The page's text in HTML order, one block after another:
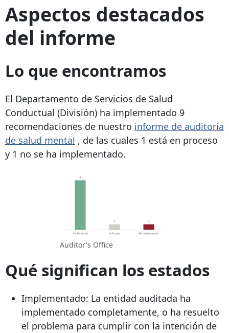
Aspectos destacados
del informe
Lo que encontramos
El Departamento de Servicios de Salud
Conductual (División) ha implementado 9
recomendaciones de nuestro informe de auditoría
de salud mental , de las cuales 1 está en proceso
y 1 no se ha implementado.
Auditor's Office
Qué significan los estados
Implementado: La entidad auditada ha
implementado completamente, o ha resuelto
el problema para cumplir con la intención de